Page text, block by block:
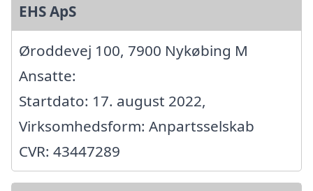
EHS ApS
Øroddevej 100, 7900 Nykøbing M
Ansatte:
Startdato: 17. august 2022,
Virksomhedsform: Anpartsselskab
CVR: 43447289